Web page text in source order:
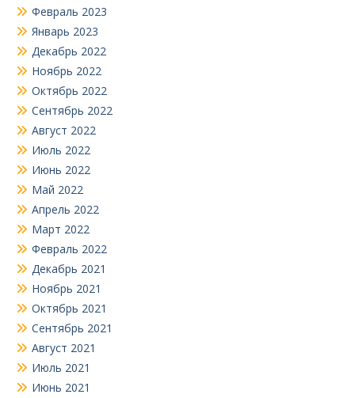
Февраль 2023
Январь 2023
Декабрь 2022
Ноябрь 2022
Октябрь 2022
Сентябрь 2022
Август 2022
Июль 2022
Июнь 2022
Май 2022
Апрель 2022
Март 2022
Февраль 2022
Декабрь 2021
Ноябрь 2021
Октябрь 2021
Сентябрь 2021
Август 2021
Июль 2021
Июнь 2021